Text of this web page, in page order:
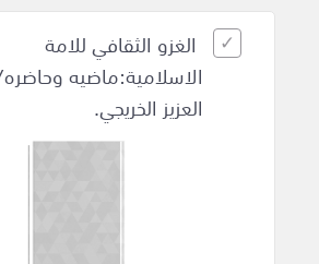
الغزو الثقافي للامة
الاسلامية:ماضيه
العزيز الخريجي.